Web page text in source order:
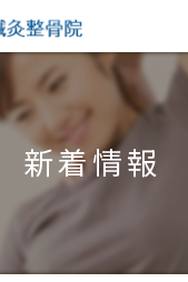
新着情報